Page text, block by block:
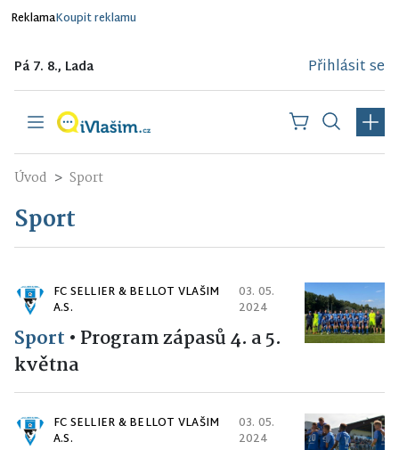
ReklamaKoupit reklamu
Pá 7. 8., Lada Přihlásit se
Úvod Sport
Sport
FC SELLIER & BELLOT VLAŠIM
A.S.
03. 05.
2024
Sport • Program zápasů 4. a 5.
května
FC SELLIER & BELLOT VLAŠIM
A.S.
03. 05.
2024